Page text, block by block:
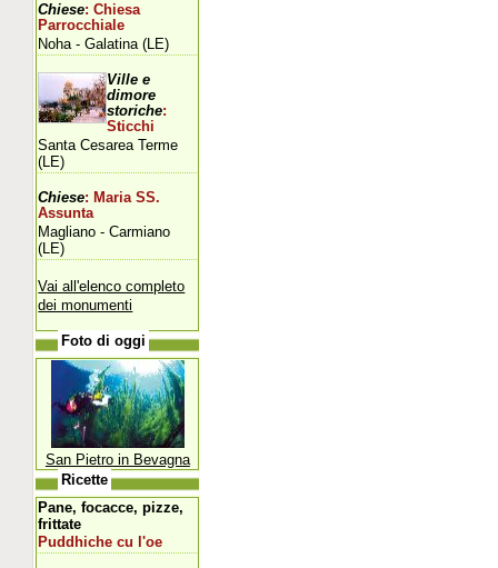
Chiese: Chiesa
Parrocchiale
Noha - Galatina (LE)
Ville e
dimore
storiche:
Sticchi
Santa Cesarea Terme
(LE)
Chiese: Maria SS.
Assunta
Magliano - Carmiano
(LE)
Vai all'elenco completo
dei monumenti
Foto di oggi
San Pietro in Bevagna
Ricette
Pane, focacce, pizze,
frittate
Puddhiche cu l'oe